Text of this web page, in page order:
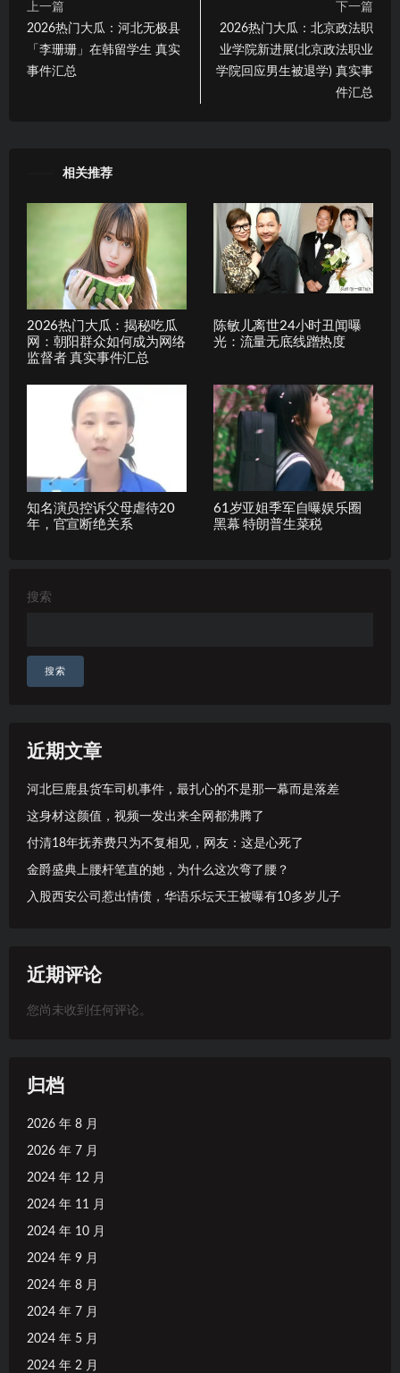
上一篇
2026热门大瓜：河北无极县
「李珊珊」在韩留学生 真实
事件汇总
下一篇
2026热门大瓜：北京政法职
业学院新进展(北京政法职业
学院回应男生被退学) 真实事
件汇总
相关推荐
2026热门大瓜：揭秘吃瓜
网：朝阳群众如何成为网络
监督者 真实事件汇总
陈敏儿离世24小时丑闻曝
光：流量无底线蹭热度
知名演员控诉父母虐待20
年，官宣断绝关系
61岁亚姐季军自曝娱乐圈
黑幕 特朗普生菜税
搜索
搜索
近期文章
河北巨鹿县货车司机事件，最扎心的不是那一幕而是落差
这身材这颜值，视频一发出来全网都沸腾了
付清18年抚养费只为不复相见，网友：这是心死了
金爵盛典上腰杆笔直的她，为什么这次弯了腰？
入股西安公司惹出情债，华语乐坛天王被曝有10多岁儿子
近期评论
您尚未收到任何评论。
归档
2026 年 8 月
2026 年 7 月
2024 年 12 月
2024 年 11 月
2024 年 10 月
2024 年 9 月
2024 年 8 月
2024 年 7 月
2024 年 5 月
2024 年 2 月